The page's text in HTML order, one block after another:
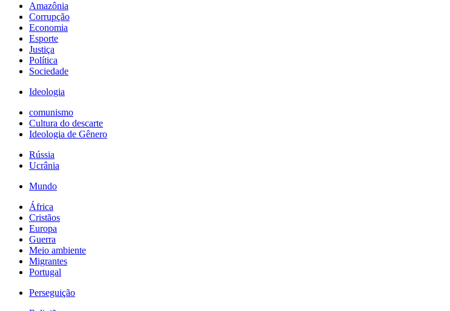
Amazônia
Corrupção
Economia
Esporte
Justiça
Política
Sociedade
Ideologia
comunismo
Cultura do descarte
Ideologia de Gênero
Rússia
Ucrânia
Mundo
África
Cristãos
Europa
Guerra
Meio ambiente
Migrantes
Portugal
Perseguição